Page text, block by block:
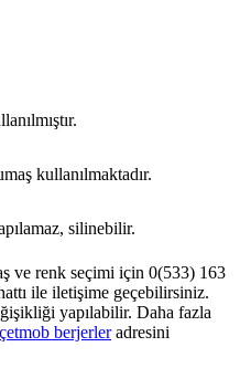
kullanılmaktadır.
silinebilir.
ve renk seçimi için 0(533) 163
ile iletişime geçebilirsiniz.
yapılabilir. Daha fazla
çetmob berjerleradresini